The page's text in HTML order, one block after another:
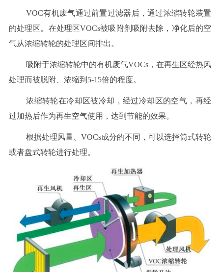
VOC有机废气通过前置过滤器后，通过浓缩转轮装置
的处理区。在处理区VOCs被吸附剂吸附去除，净化后的空
气从浓缩转轮的处理区间排出。
吸附于浓缩转轮中的有机废气VOCs，在再生区经热风
处理而被脱附、浓缩到5-15倍的程度。
浓缩转轮在冷却区被冷却，经过冷却区的空气，再经
过加热后作为再生空气使用，达到节能的效果。
根据处理风量、VOCs成分的不同，可以选择筒式转轮
或者盘式转轮进行处理。